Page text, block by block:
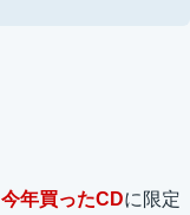
今年買ったCDに限定